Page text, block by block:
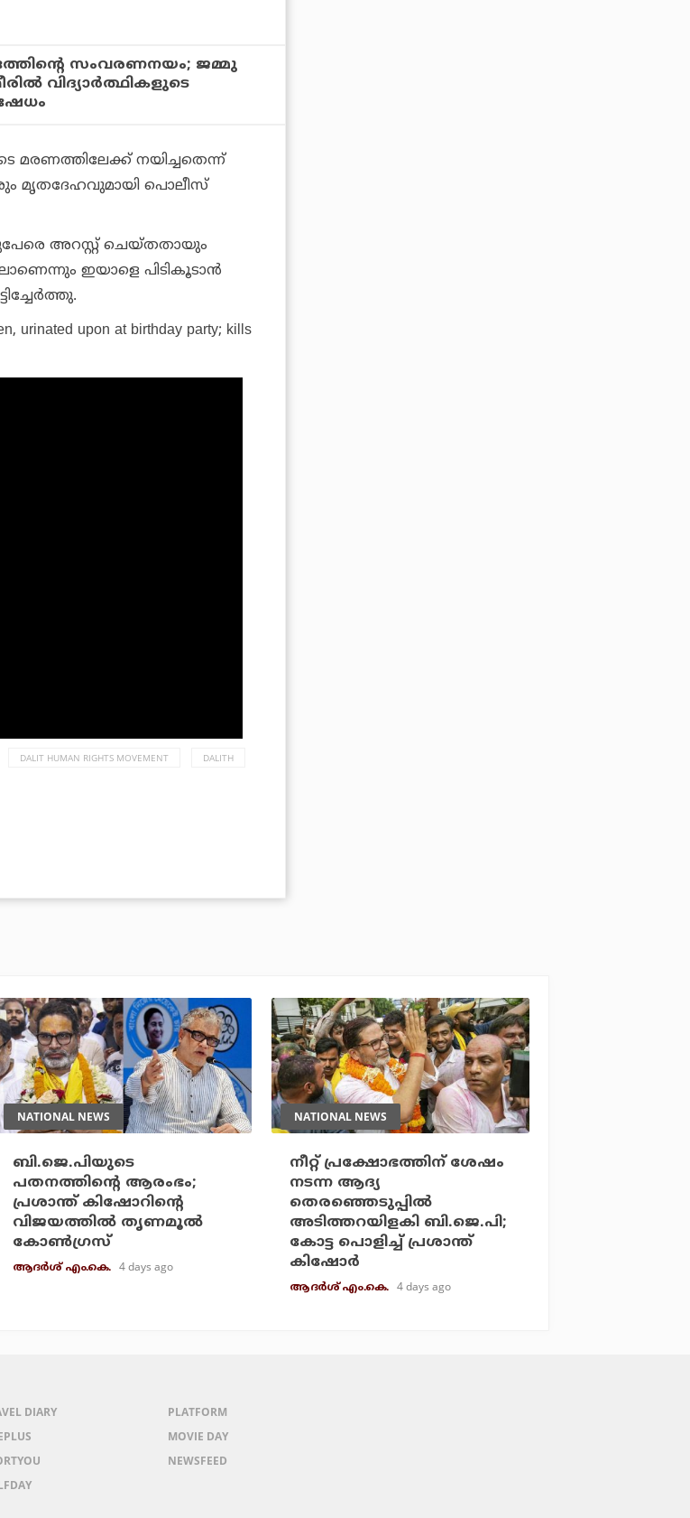
സംവരണനയം; ജമ്മു
വിദ്യാര്‍ത്ഥികളുടെ
മരണത്തിലേക്ക് നയിച്ചതെന്ന്
മൃതദേഹവുമായി പൊലീസ്
അറസ്റ്റ് ചെയ്തതായും
ഇയാളെ പിടികൂടാൻ
urinated upon at birthday party; kills
DALIT HUMAN RIGHTS MOVEMENT
DALITH
NATIONAL NEWS
ബി.ജെ.പിയുടെ
പതനത്തിന്റെ ആരംഭം;
പ്രശാന്ത് കിഷോറിന്റെ
വിജയത്തില്‍ തൃണമൂല്‍
കോണ്‍ഗ്രസ്
ആദർശ് എം.കെ. 4 days ago
NATIONAL NEWS
നീറ്റ് പ്രക്ഷോഭത്തിന് ശേഷം
നടന്ന ആദ്യ
തെരഞ്ഞെടുപ്പില്‍
അടിത്തറയിളകി ബി.ജെ.പി;
കോട്ട പൊളിച്ച് പ്രശാന്ത്
കിഷോര്‍
ആദർശ് എം.കെ. 4 days ago
DIARY
PLATFORM
MOVIE DAY
NEWSFEED